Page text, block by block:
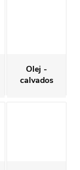
Olej -
calvados